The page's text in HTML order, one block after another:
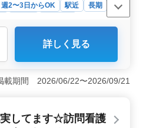
週2〜3日からOK 駅近
長期
480万円、時給1,400円〜
勤可、夜勤なし、ベテラン経
厚生も充実しており、雇
、通勤手当も実費支給され
業なしまたは少なめで、
長期勤務も歓迎されていま
詳しく見る
載期間 2026/06/22〜2026/09/21
してます☆訪問看護